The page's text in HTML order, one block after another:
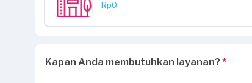
Rp0
Kapan Anda membutuhkan layanan? *